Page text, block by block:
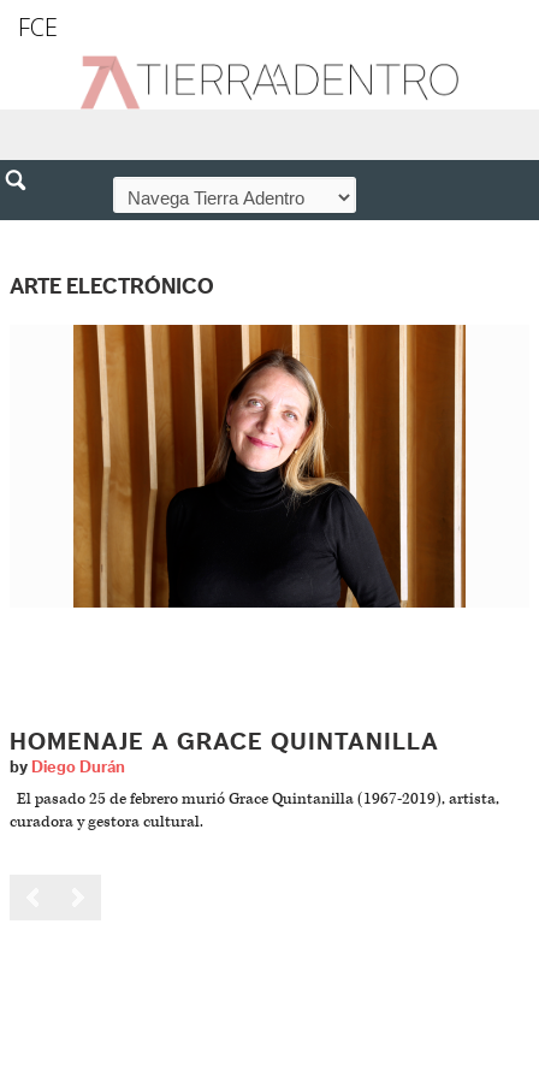
FCE
ARTE ELECTRÓNICO
HOMENAJE A GRACE QUINTANILLA
by Diego Durán
El pasado 25 de febrero murió Grace Quintanilla (1967-2019), artista,
curadora y gestora cultural.